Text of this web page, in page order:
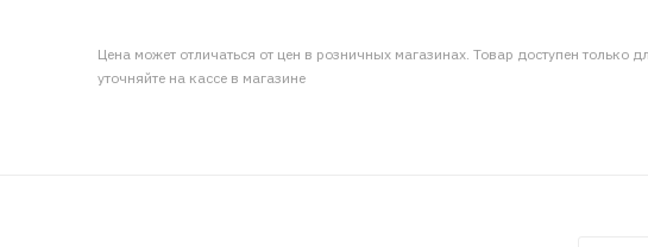
Цена может отличаться от цен в розничных магазинах. Товар доступен только
уточняйте на кассе в магазине